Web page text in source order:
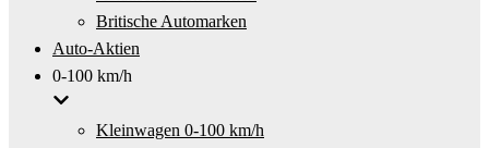
Britische Automarken
Auto-Aktien
0-100 km/h
Kleinwagen 0-100 km/h